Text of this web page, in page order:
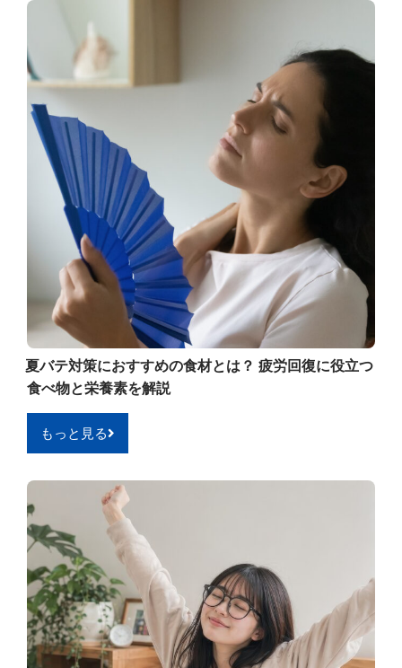
夏バテ対策におすすめの食材とは？ 疲労回復に役立つ
食べ物と栄養素を解説
もっと見る